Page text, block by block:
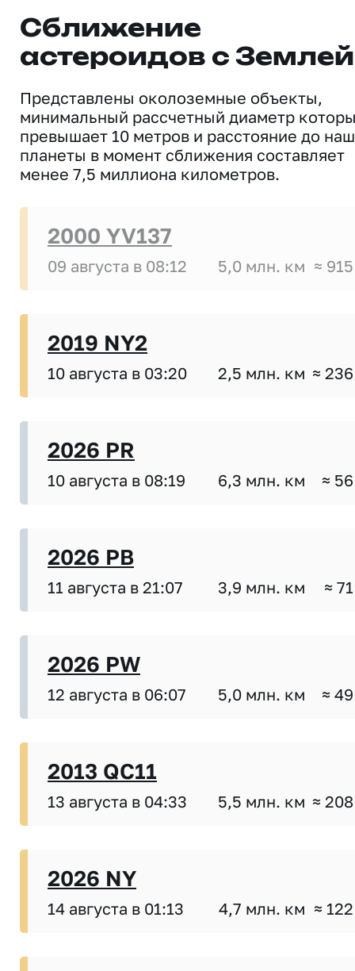
Сближение
астероидов с Землей
Представлены околоземные объекты,
минимальный рассчетный диаметр
превышает 10 метров и расстояние до
планеты в момент сближения составляет
менее 7,5 миллиона километров.
2000 YV137
09 августа в 08:12 5,0 млн. км ≈
2019 NY2
10 августа в 03:20 2,5 млн. км ≈
2026 PR
10 августа в 08:19 6,3 млн. км ≈
2026 PB
11 августа в 21:07 3,9 млн. км ≈
2026 PW
12 августа в 06:07 5,0 млн. км ≈
2013 QC11
13 августа в 04:33 5,5 млн. км ≈
2026 NY
14 августа в 01:13 4,7 млн. км ≈